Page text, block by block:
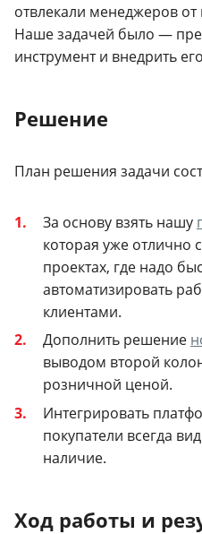
отвлекали менеджеров
Наше задачей было —
инструмент и внедрить
Решение
План решения задачи
За основу взять нашу
которая уже отлично
проектах, где надо
автоматизировать
клиентами.
Дополнить решение
выводом второй
розничной ценой.
Интегрировать
покупатели всегда
наличие.
Ход работы и